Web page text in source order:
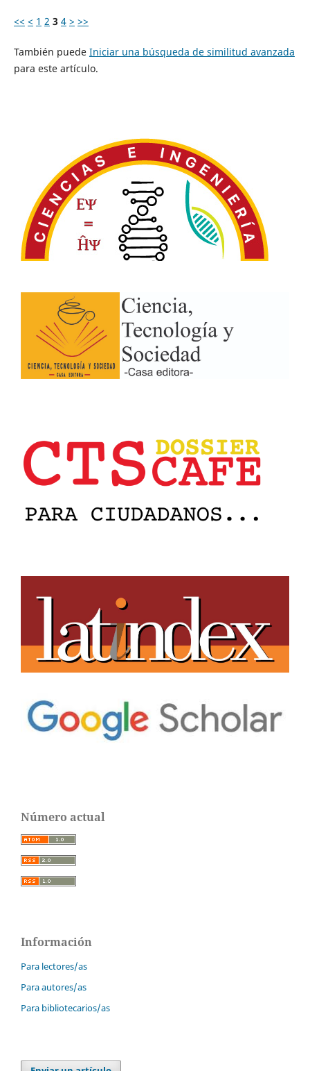
<< < 1 2 3 4 > >>
También puede Iniciar una búsqueda de similitud avanzada
para este artículo.
Número actual
Información
Para lectores/as
Para autores/as
Para bibliotecarios/as